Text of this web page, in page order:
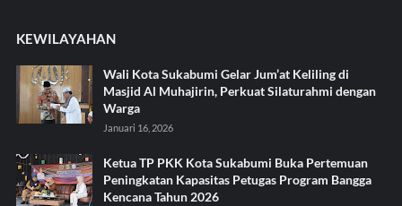
KEWILAYAHAN
Wali Kota Sukabumi Gelar Jum’at Keliling di
Masjid Al Muhajirin, Perkuat Silaturahmi dengan
Warga
Januari 16, 2026
Ketua TP PKK Kota Sukabumi Buka Pertemuan
Peningkatan Kapasitas Petugas Program Bangga
Kencana Tahun 2026